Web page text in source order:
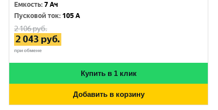
Емкость:7 Ач
Пусковой ток: 105 A
2 106руб.
2 043 руб.
при обмене
Купить в 1 клик
Добавить в корзину